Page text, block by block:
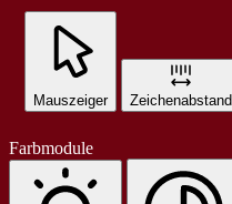
Mauszeiger Zeichenabstand
Farbmodule